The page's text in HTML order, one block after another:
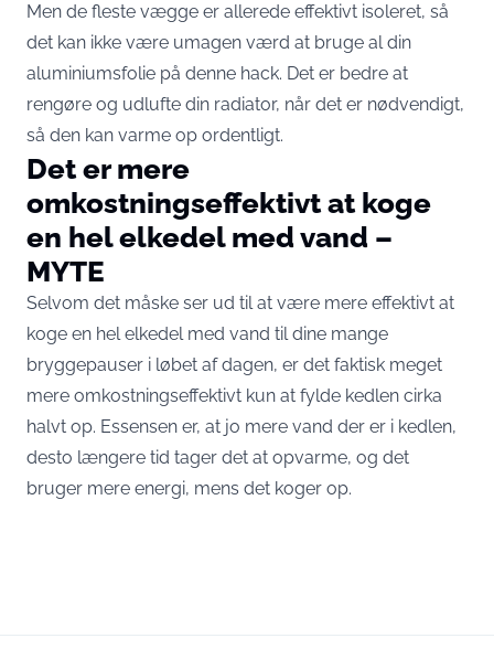
Men de fleste vægge er allerede effektivt isoleret, så
det kan ikke være umagen værd at bruge al din
aluminiumsfolie på denne hack. Det er bedre at
rengøre og udlufte din radiator, når det er nødvendigt,
så den kan varme op ordentligt.
Det er mere
omkostningseffektivt at koge
en hel elkedel med vand –
MYTE
Selvom det måske ser ud til at være mere effektivt at
koge en hel elkedel med vand til dine mange
bryggepauser i løbet af dagen, er det faktisk meget
mere omkostningseffektivt kun at fylde kedlen cirka
halvt op. Essensen er, at jo mere vand der er i kedlen,
desto længere tid tager det at opvarme, og det
bruger mere energi, mens det koger op.